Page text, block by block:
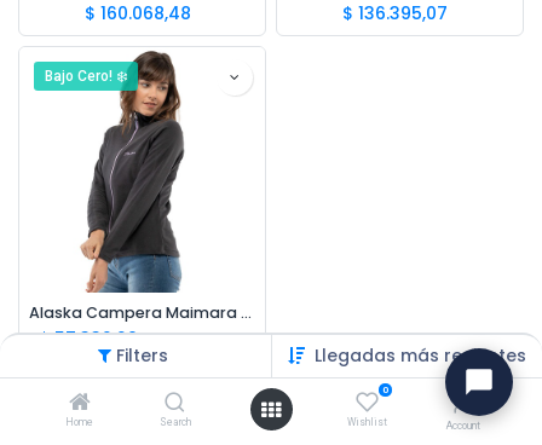
Filters Llegadas más recientes
Home Search
0
Wishlist Account
$ 160.068,48 $ 136.395,07
Bajo Cero! ❄️
Alaska Campera Maimara W
$57.332,29 $67.449,76